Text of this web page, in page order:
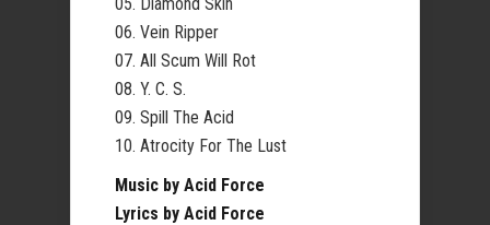
06. Vein Ripper
07. All Scum Will Rot
08. Y. C. S.
09. Spill The Acid
10. Atrocity For The Lust
Music by Acid Force
Lyrics by Acid Force